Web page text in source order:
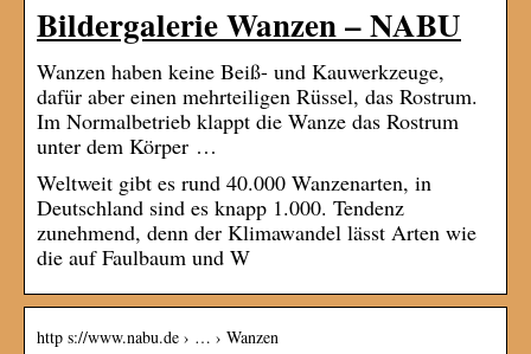
Bildergalerie Wanzen – NABU
Wanzen haben keine Beiß- und Kauwerkzeuge,
dafür aber einen mehrteiligen Rüssel, das Rostrum.
Im Normalbetrieb klappt die Wanze das Rostrum
unter dem Körper …
Weltweit gibt es rund 40.000 Wanzenarten, in
Deutschland sind es knapp 1.000. Tendenz
zunehmend, denn der Klimawandel lässt Arten wie
die auf Faulbaum und W
http s://www.nabu.de › … › Wanzen